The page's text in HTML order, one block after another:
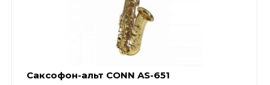
Саксофон-альт CONN AS-651